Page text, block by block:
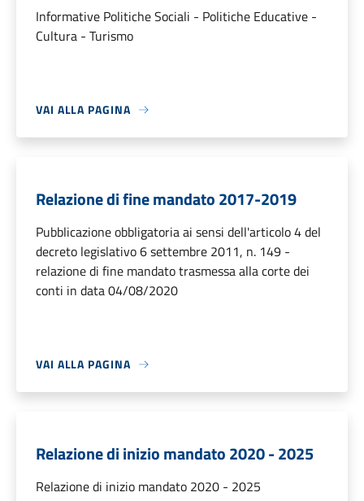
Informative Politiche Sociali - Politiche Educative -
Cultura - Turismo
VAI ALLA PAGINA
Relazione di fine mandato 2017-2019
Pubblicazione obbligatoria ai sensi dell'articolo 4 del
decreto legislativo 6 settembre 2011, n. 149 -
relazione di fine mandato trasmessa alla corte dei
conti in data 04/08/2020
VAI ALLA PAGINA
Relazione di inizio mandato 2020 - 2025
Relazione di inizio mandato 2020 - 2025